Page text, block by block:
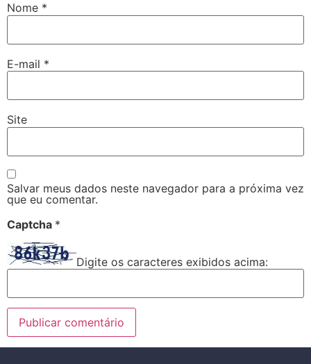
Nome *
E-mail *
Site
Salvar meus dados neste navegador para a próxima vez
que eu comentar.
Captcha *
Digite os caracteres exibidos acima: